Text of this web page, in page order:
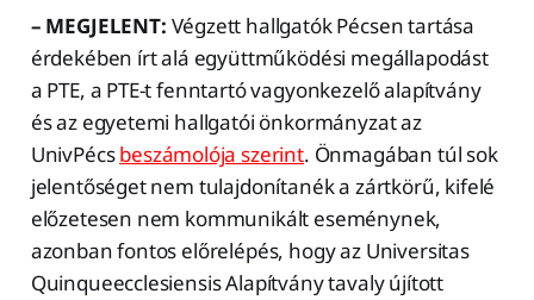
– MEGJELENT: Végzett hallgatók Pécsen tartása
érdekében írt alá együttműködési megállapodást
a PTE, a PTE-t fenntartó vagyonkezelő alapítvány
és az egyetemi hallgatói önkormányzat az
UnivPécsbeszámolója szerint. Önmagában túl sok
jelentőséget nem tulajdonítanék a zártkörű, kifelé
előzetesen nem kommunikált eseménynek,
azonban fontos előrelépés, hogy az Universitas
Quinqueecclesiensis Alapítvány tavaly újított